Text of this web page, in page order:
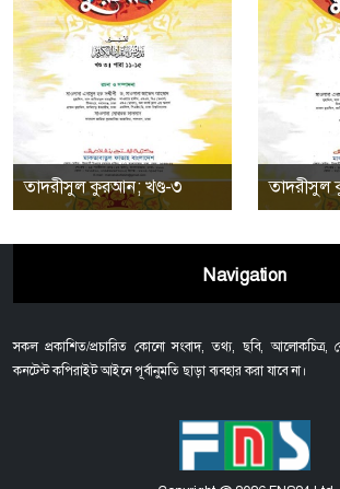
তাদরীসুল কুরআন; খণ্ড-৩ তাদরীসুল
Navigation
সকল প্রকাশিত/প্রচারিত কোনো সংবাদ, তথ্য, ছবি, আলোকচিত্র,
কনটেন্ট কপিরাইট আইনে পূর্বানুমতি ছাড়া ব্যবহার করা যাবে না।